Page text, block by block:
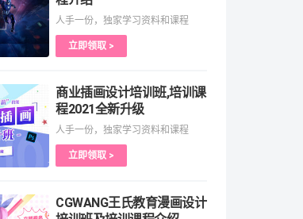
人手一份，独家学习资料和课程
立即领取 >
商业插画设计培训班,培训课
程2021全新升级
人手一份，独家学习资料和课程
立即领取 >
CGWANG王氏教育漫画设计